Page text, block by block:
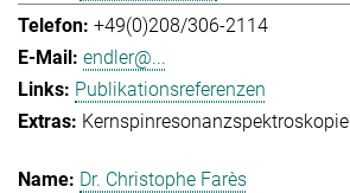
+49(0)208/306-2114
endler@...
Publikationsreferenzen
Kernspinresonanzspektroskopie
Dr. Christophe Farès